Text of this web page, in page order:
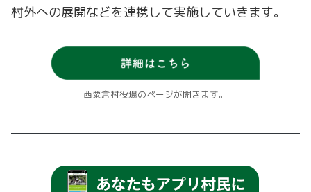
村外への展開などを連携して実施していきます。
西粟倉村役場のページが開きます。